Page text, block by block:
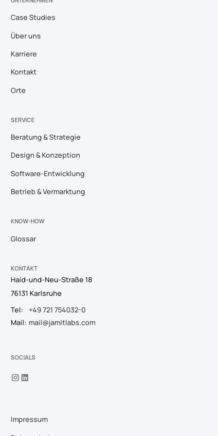
Case Studies
Über uns
Karriere
Kontakt
Orte
SERVICE
Beratung & Strategie
Design & Konzeption
Software-Entwicklung
Betrieb & Vermarktung
KNOW-HOW
Glossar
KONTAKT
Haid-und-Neu-Straße 18
76131 Karlsruhe
Tel:
+49 721 754032-0
Mail: mail@jamitlabs.com
SOCIALS
Impressum